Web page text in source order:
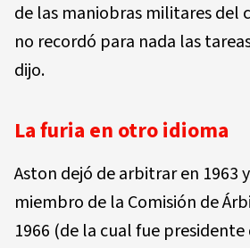
de las maniobras militares del
no recordó para nada las
dijo.
La furia en otro idioma
Aston dejó de arbitrar en 1963
miembro de la Comisión de
1966 (de la cual fue presidente